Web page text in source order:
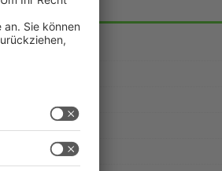
KATEGORIEN
Allgemein
Panorama